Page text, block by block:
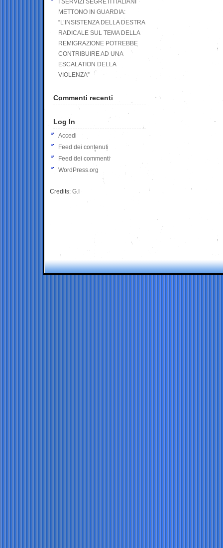
I SERVIZI SEGRETI ITALIANI
METTONO IN GUARDIA:
“L’INSISTENZA DELLA DESTRA
RADICALE SUL TEMA DELLA
REMIGRAZIONE POTREBBE
CONTRIBUIRE AD UNA
ESCALATION DELLA
VIOLENZA”
Commenti recenti
Log In
Accedi
Feed dei contenuti
Feed dei commenti
WordPress.org
Credits: G.I